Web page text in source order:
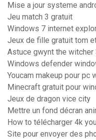
Mise a jour systeme
Jeu match 3 gratuit
Windows 7 internet
Jeux de fille gratuit tom
Astuce gwynt the witcher
Windows defender
Youcam makeup pour pc
Minecraft gratuit pour
Jeux de dragon vice city
Mettre un fond décran
How to télécharger 4k
Site pour envoyer des